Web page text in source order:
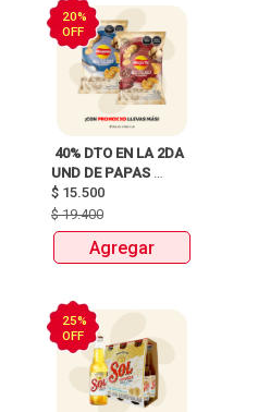
20%
OFF
40% DTO EN LA 2DA
UND DE PAPAS
MARGARITA RECETA
CLASICA X 120G Y
115G
$ 15.500
$19.400
Agregar
25%
OFF